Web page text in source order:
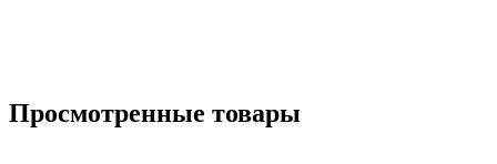
Просмотренные товары